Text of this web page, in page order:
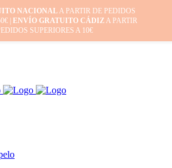
NACIONALA PARTIR DE PEDIDOS
| ENVÍO GRATUITO CÁDIZA PARTIR
SUPERIORES A 10€